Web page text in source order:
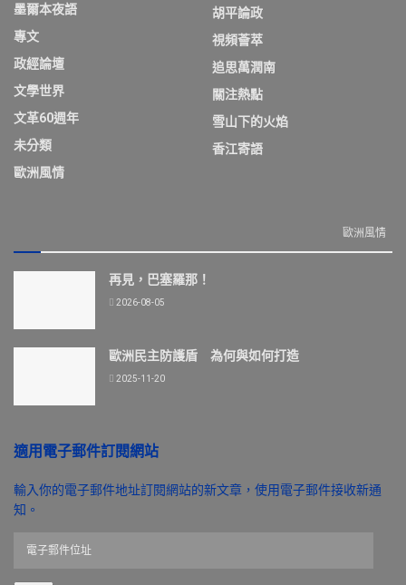
墨爾本夜語
專文
政經論壇
文學世界
文革60週年
未分類
歐洲風情
胡平論政
視頻薈萃
追思萬潤南
關注熱點
雪山下的火焰
香江寄語
歐洲風情
再見，巴塞羅那！
2026-08-05
歐洲民主防護盾 為何與如何打造
2025-11-20
適用電子郵件訂閱網站
輸入你的電子郵件地址訂閱網站的新文章，使用電子郵件接收新通
知。
郵